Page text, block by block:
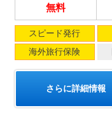
無料
スピード発行
海外旅行保険
さらに詳細情報